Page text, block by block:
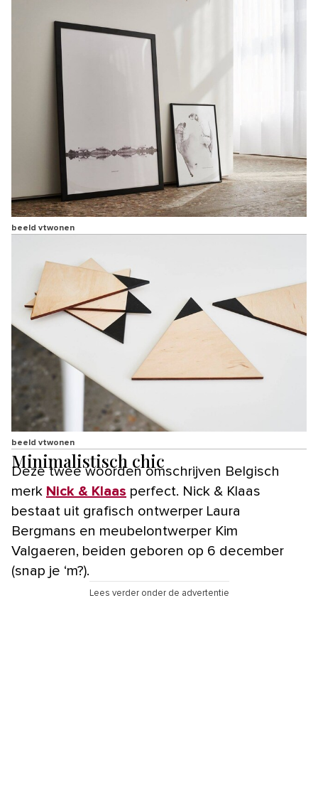
beeld vtwonen
beeld vtwonen
Minimalistisch chic
Deze twee woorden omschrijven Belgisch
merk Nick & Klaas perfect. Nick & Klaas
bestaat uit grafisch ontwerper Laura
Bergmans en meubelontwerper Kim
Valgaeren, beiden geboren op 6 december
(snap je ‘m?).
Lees verder onder de advertentie